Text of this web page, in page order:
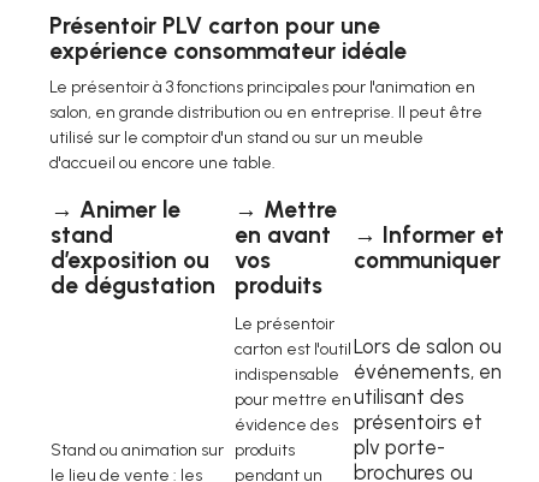
Présentoir PLV carton pour une
expérience consommateur idéale
Le présentoir à 3 fonctions principales pour l'animation en
salon, en grande distribution ou en entreprise. Il peut être
utilisé sur le comptoir d'un stand ou sur un meuble
d'accueil ou encore une table.
→ Animer le
stand
d’exposition ou
de dégustation
→ Mettre
en avant
vos
produits
→ Informer et
communiquer
Stand ou animation sur
le lieu de vente : les
Le présentoir
carton est l'outil
indispensable
pour mettre en
évidence des
produits
pendant un
Lors de salon ou
événements, en
utilisant des
présentoirs et
plv porte-
brochures ou